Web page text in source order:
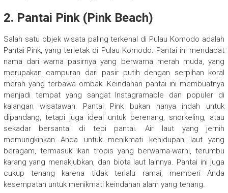
2. Pantai Pink (Pink Beach)
Salah satu objek wisata paling terkenal di Pulau Komodo adalah
Pantai Pink, yang terletak di Pulau Komodo. Pantai ini mendapat
nama dari warna pasirnya yang berwarna merah muda, yang
merupakan campuran dari pasir putih dengan serpihan koral
merah yang terbawa ombak. Keindahan pantai ini membuatnya
menjadi tempat yang sangat Instagramable dan populer di
kalangan wisatawan. Pantai Pink bukan hanya indah untuk
dipandang, tetapi juga ideal untuk berenang, snorkeling, atau
sekadar bersantai di tepi pantai. Air laut yang jernih
memungkinkan Anda untuk menikmati kehidupan laut yang
beragam, termasuk ikan tropis yang berwarna-warni, terumbu
karang yang menakjubkan, dan biota laut lainnya. Pantai ini juga
cukup tenang karena tidak terlalu ramai, memberi Anda
kesempatan untuk menikmati keindahan alam yang tenang.